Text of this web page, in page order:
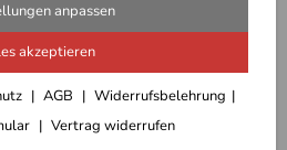
anpassen
akzeptieren
AGB
Widerrufsbelehrung
Vertrag widerrufen